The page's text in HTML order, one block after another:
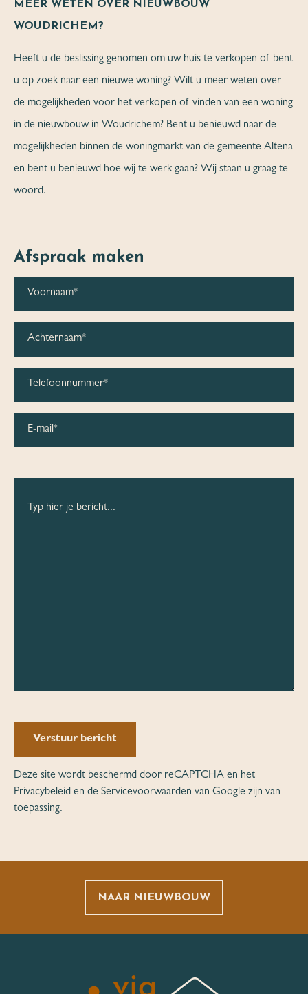
MEER WETEN OVER NIEUWBOUW
WOUDRICHEM?
Heeft u de beslissing genomen om uw huis te verkopen of bent
u op zoek naar een nieuwe woning? Wilt u meer weten over
de mogelijkheden voor het verkopen of vinden van een woning
in de nieuwbouw in Woudrichem? Bent u benieuwd naar de
mogelijkheden binnen de woningmarkt van de gemeente Altena
en bent u benieuwd hoe wij te werk gaan? Wij staan u graag te
woord.
Afspraak maken
Verstuur bericht
Deze site wordt beschermd door reCAPTCHA en het
Privacybeleid en de Servicevoorwaarden van Google zijn van
toepassing.
NAAR NIEUWBOUW